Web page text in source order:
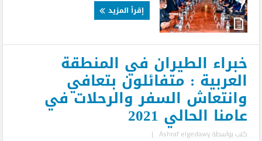
إقرأ المزيد
خبراء الطيران في المنطقة
العربية : متفائلون بتعافي
وانتعاش السفر والرحلات في
عامنا الحالي 2021
كتب بواسطةAshraf elgedawy
|